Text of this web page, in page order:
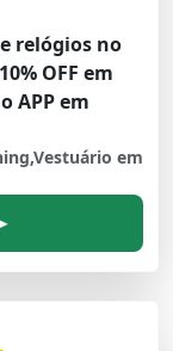
relógios no
OFF em
APP em
em